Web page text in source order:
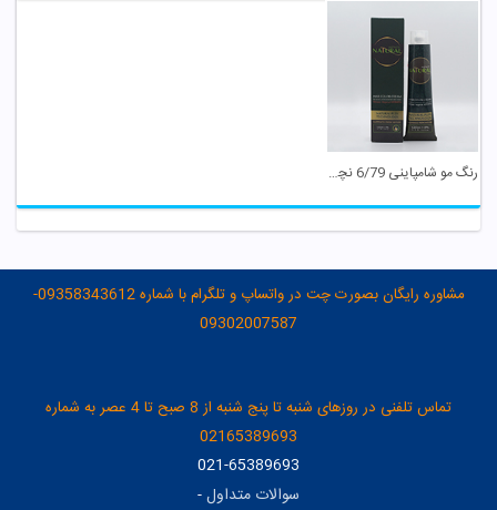
رنگ مو شامپاینی 6/79 نچرال اینیستینکس
مشاوره رایگان بصورت چت در واتساپ و تلگرام با شماره 09358343612-
09302007587
تماس تلفنی در روزهای شنبه تا پنج شنبه از 8 صبح تا 4 عصر به شماره
02165389693
021-65389693
سوالات متداول-